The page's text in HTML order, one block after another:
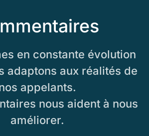
en constante évolution
adaptons aux réalités de
appelants.
nous aident à nous
améliorer.